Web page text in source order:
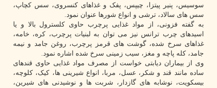
سوسیس، پنیر پیتزا، چیپس، پفک و غذاهای کنسروی، سس کچاپ،
سس های سالاد، ترشی و انواع شورها عنوان نمود.
به گفته فزونی، از مواد غذایی پرچرب حاوی کلسترول بالا و یا
اسیدهای چرب ترانس نیز می توان به لبنیات پرچرب، کره، خامه،
غذاهای سرخ شده، گوشت های قرمز پرچرب، روغن جامد و نیمه
جامد، کله پاچه و مغز، سیب زمینی سرخ شده اشاره نمود.
وی از بیماران دیابتی خواست از مصرف مواد غذایی حاوی قندهای
ساده مانند قند و شکر، عسل، مربا، انواع شیرینی ها، کیک، کلوچه،
بیسکویت، نوشابه های گازدار، شربت ها و نوشیدنی های شیرین،